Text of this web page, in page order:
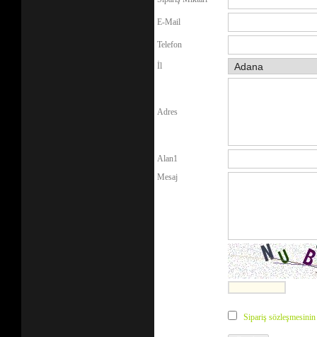
E-Mail
Telefon
İl
Adres
Alan1
Mesaj
Sipariş sözleşmesinin